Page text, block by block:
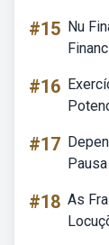
#15 Nu
#16
#17
#18 As